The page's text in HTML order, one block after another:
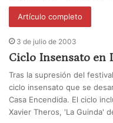
Artículo completo
3 de julio de 2003
Ciclo Insensato en
Tras la supresión del
ciclo insensato que se
Casa Encendida. El ciclo
Xavier Theros, 'La Guinda'